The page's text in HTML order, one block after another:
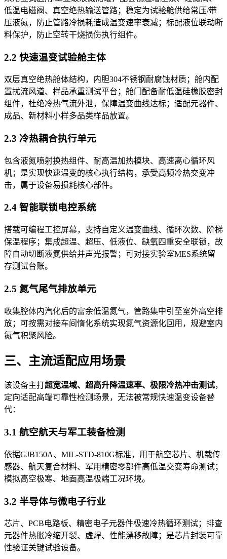
低温电磁阀、真空绝热输送管路；稳定为试验舱供给常压/带
压液氮，防止管路冷损耗造成温变速率衰减；标配液位联动断
料保护，防止空转干烧损伤执行组件。
2.2 快速温变试验舱主体
双层真空绝热舱体结构，内胆304不锈钢耐腐蚀材质；舱内配
置扰流风道、样品承重测试平台；舱门配备耐低温硅橡胶密封
组件，杜绝冷热气流外泄，保障温变曲线达标；适配元器件、
成品、新材料小样多品类样品放置。
2.3 冷热耦合执行单元
包含液氮喷射换热组件、耐高温加热模块、高速离心循环风
机；是实现快速温变的核心执行结构，承受高频冷热交变冲
击，属于设备易损耗核心部件。
2.4 智能联锁电控系统
搭载可编程工控屏幕，支持自定义温变曲线、循环次数、阶梯
保温程序；集成超温、超压、低液位、缺氧四重安全联锁，故
障自动切断液氮供给并声光报警；可对接实验室MES系统留
存测试台账。
2.5 氮气尾气排放单元
收集腔体内汽化后的富余低温氮气，管路集中引至室外高空排
放；可按需对接车间惰化系统实现氮气资源化回用，规避室内
氮气积聚风险。
三、主流适配应用场景
该设备主打超宽温域、超高升降温速率、极限冷热冲击测试，
定向适配高端可靠性检测场景，无法被常规快速温变设备替
代：
3.1 航空航天与军工装备检测
依据GJB150A、MIL-STD-810G标准，用于航空芯片、机载传
感器、航天复合材料、军用精密零部件高低温交变寿命测试；
模拟高空极寒、地面高温极端工况环境。
3.2 半导体与微电子行业
芯片、PCB电路板、精密电子元器件极速冷热循环测试；排查
元器件热胀冷缩开裂、虚焊、性能漂移故障；是芯片封装可靠
性验证关键试验设备。